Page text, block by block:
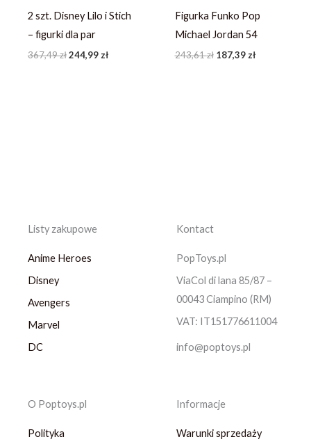
2 szt. Disney Lilo i Stich
– figurki dla par
367,49zł244,99 zł
Figurka Funko Pop
Michael Jordan 54
243,61zł 187,39 zł
Listy zakupowe
Anime Heroes
Disney
Avengers
Marvel
DC
Kontact
PopToys.pl
ViaCol di lana 85/87 –
00043 Ciampino (RM)
VAT: IT151776611004
info@poptoys.pl
O Poptoys.pl
Polityka
Informacje
Warunki sprzedaży